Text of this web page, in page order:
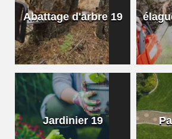
Abattage d'arbre 19
Jardinier 19